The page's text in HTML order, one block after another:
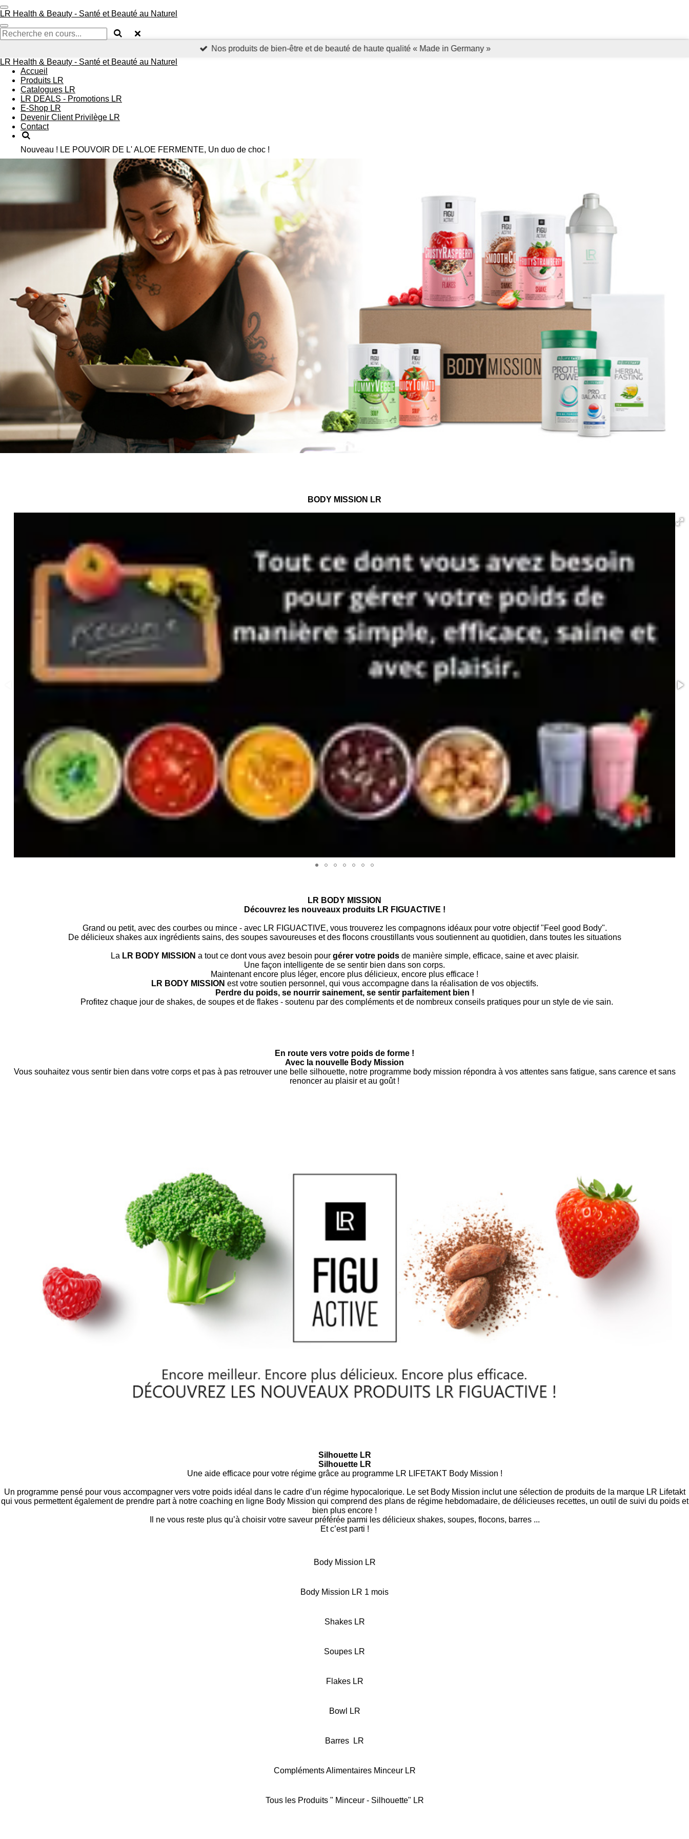
Passer
au
contenu
principal
LR Health & Beauty - Santé et Beauté au Naturel
Nos produits de bien-être et de beauté de haute qualité « Made in Germany »
LR Health & Beauty - Santé et Beauté au Naturel
Accueil
Produits LR
Catalogues LR
LR DEALS - Promotions LR
E-Shop LR
Devenir Client Privilège LR
Contact
Nouveau ! LE POUVOIR DE L' ALOE FERMENTE, Un duo de choc !
BODY MISSION LR
LR BODY MISSION
Découvrez les nouveaux produits LR FIGUACTIVE !
Grand ou petit, avec des courbes ou mince - avec LR FIGUACTIVE, vous trouverez les compagnons idéaux pour votre objectif "Feel good Body".
De délicieux shakes aux ingrédients sains, des soupes savoureuses et des flocons croustillants vous soutiennent au quotidien, dans toutes les situations
La LR BODY MISSION a tout ce dont vous avez besoin pour gérer votre poidsde manière simple, efficace, saine et avec plaisir.
Une façon intelligente de se sentir bien dans son corps.
Maintenant encore plus léger, encore plus délicieux, encore plus efficace !
LR BODY MISSION est votre soutien personnel, qui vous accompagne dans la réalisation de vos objectifs.
Perdre du poids, se nourrir sainement, se sentir parfaitement bien !
Profitez chaque jour de shakes, de soupes et de flakes - soutenu par des compléments et de nombreux conseils pratiques pour un style de vie sain.
En route vers votre poids de forme !
Avec la nouvelle Body Mission
Vous souhaitez vous sentir bien dans votre corps et pas à pas retrouver une belle silhouette, notre programme body mission répondra à vos attentes sans fatigue, sans carence et sans
renoncer au plaisir et au goût !
Silhouette LR
Silhouette LR
Une aide efficace pour votre régime grâce au programme LR LIFETAKT Body Mission !
Un programme pensé pour vous accompagner vers votre poids idéal dans le cadre d’un régime hypocalorique. Le set Body Mission inclut une sélection de produits de la marque LR Lifetakt
qui vous permettent également de prendre part à notre coaching en ligne Body Mission qui comprend des plans de régime hebdomadaire, de délicieuses recettes, un outil de suivi du poids et
bien plus encore !
Il ne vous reste plus qu’à choisir votre saveur préférée parmi les délicieux shakes, soupes, flocons, barres ...
Et c’est parti !
Body Mission LR
Body Mission LR 1 mois
Shakes LR
Soupes LR
Flakes LR
Bowl LR
Barres LR
Compléments Alimentaires Minceur LR
Tous les Produits " Minceur - Silhouette" LR